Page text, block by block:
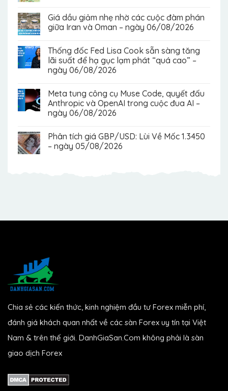
Giá dầu giảm nhẹ nhờ các cuộc đàm phán
giữa Iran và Oman – ngày 06/08/2026
Thống đốc Fed Lisa Cook sẵn sàng tăng
lãi suất để hạ gục lạm phát “quá cao” –
ngày 06/08/2026
Meta tung công cụ Muse Code, quyết đấu
Anthropic và OpenAI trong cuộc đua AI –
ngày 06/08/2026
Phân tích giá GBP/USD: Lùi Về Mốc 1.3450
– ngày 05/08/2026
Chia sẻ các kiến thức, kinh nghiệm đầu tư Forex miễn phí,
đánh giá khách quan nhất về các sàn Forex uy tín tại Việt
Nam & trên thế giới. DanhGiaSan.Com không phải là sàn
giao dịch Forex